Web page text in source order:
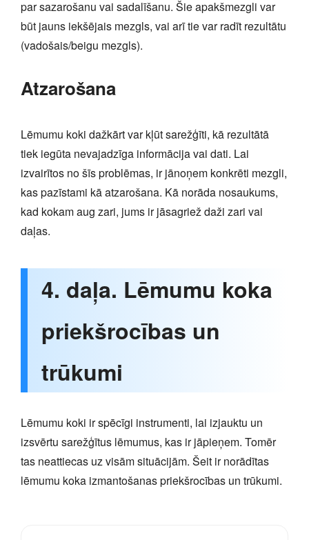
par sazarošanu vai sadalīšanu. Šie apakšmezgli var
būt jauns iekšējais mezgls, vai arī tie var radīt rezultātu
(vadošais/beigu mezgls).
Atzarošana
Lēmumu koki dažkārt var kļūt sarežģīti, kā rezultātā
tiek iegūta nevajadzīga informācija vai dati. Lai
izvairītos no šīs problēmas, ir jānoņem konkrēti mezgli,
kas pazīstami kā atzarošana. Kā norāda nosaukums,
kad kokam aug zari, jums ir jāsagriež daži zari vai
daļas.
4. daļa. Lēmumu koka
priekšrocības un
trūkumi
Lēmumu koki ir spēcīgi instrumenti, lai izjauktu un
izsvērtu sarežģītus lēmumus, kas ir jāpieņem. Tomēr
tas neattiecas uz visām situācijām. Šeit ir norādītas
lēmumu koka izmantošanas priekšrocības un trūkumi.